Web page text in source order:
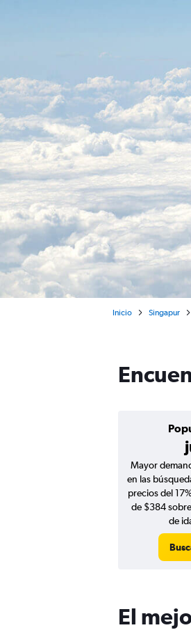
Inicio Singapur
Mayor
en las
precios del
de $384
de
El